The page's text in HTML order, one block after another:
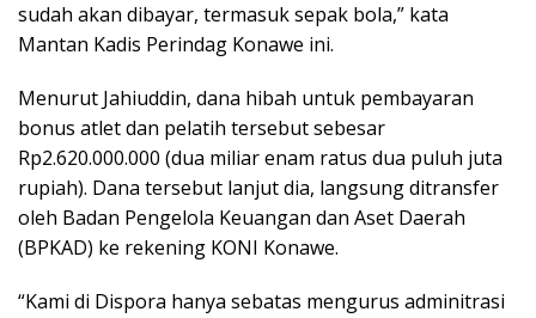
sudah akan dibayar, termasuk sepak bola,” kata
Mantan Kadis Perindag Konawe ini.
Menurut Jahiuddin, dana hibah untuk pembayaran
bonus atlet dan pelatih tersebut sebesar
Rp2.620.000.000 (dua miliar enam ratus dua puluh juta
rupiah). Dana tersebut lanjut dia, langsung ditransfer
oleh Badan Pengelola Keuangan dan Aset Daerah
(BPKAD) ke rekening KONI Konawe.
“Kami di Dispora hanya sebatas mengurus adminitrasi